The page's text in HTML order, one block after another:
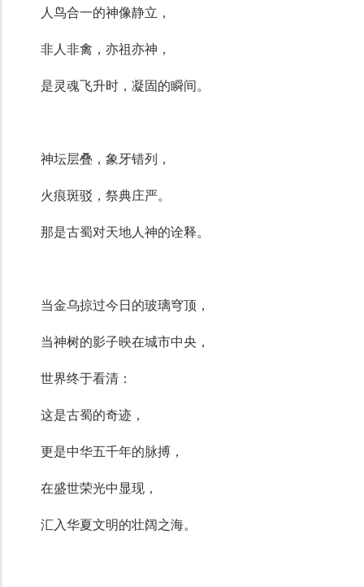
人鸟合一的神像静立，
非人非禽，亦祖亦神，
是灵魂飞升时，凝固的瞬间。
神坛层叠，象牙错列，
火痕斑驳，祭典庄严。
那是古蜀对天地人神的诠释。
当金乌掠过今日的玻璃穹顶，
当神树的影子映在城市中央，
世界终于看清：
这是古蜀的奇迹，
更是中华五千年的脉搏，
在盛世荣光中显现，
汇入华夏文明的壮阔之海。